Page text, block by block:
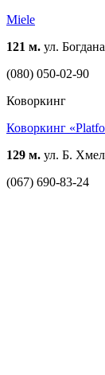
Miele
121 м. ул.
(080) 050-02-90
Коворкинг
Коворкинг
129 м. ул. Б.
(067) 690-83-24